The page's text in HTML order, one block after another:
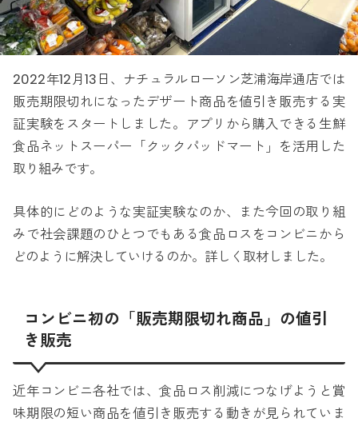
2022年12月13日、ナチュラルローソン芝浦海岸通店では
販売期限切れになったデザート商品を値引き販売する実
証実験をスタートしました。アプリから購入できる生鮮
食品ネットスーパー「クックパッドマート」を活用した
取り組みです。
具体的にどのような実証実験なのか、また今回の取り組
みで社会課題のひとつでもある食品ロスをコンビニから
どのように解決していけるのか。詳しく取材しました。
コンビニ初の「販売期限切れ商品」の値引
き販売
近年コンビニ各社では、食品ロス削減につなげようと賞
味期限の短い商品を値引き販売する動きが見られていま